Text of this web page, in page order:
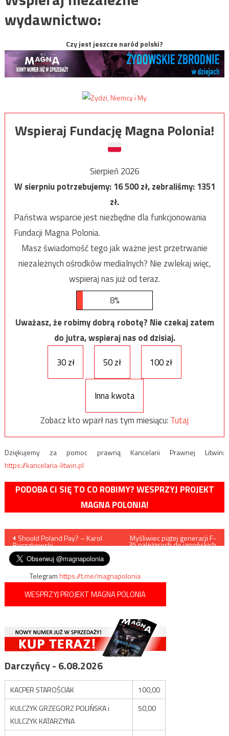
wydawnictwo:
Czy jest jeszcze naród polski?
Wspieraj Fundację Magna Polonia!
Sierpień 2026
W sierpniu potrzebujemy:16 500zł, zebraliśmy:1351
zł.
Państwa wsparcie jest niezbędne dla funkcjonowania
Fundacji Magna Polonia.
Masz świadomość tego jak ważne jest przetrwanie
niezależnych ośrodków medialnych? Nie zwlekaj więc,
wspieraj nas już od teraz.
8%
Uważasz, że robimy dobrą robotę? Nie czekaj zatem
do jutra, wspieraj nas od dzisiaj.
30 zł
50 zł 100 zł
Inna kwota
Zobacz kto wparł nas tym miesiącu: Tutaj
Dziękujemy za pomoc prawną Kancelarii Prawnej Litwin:
https://kancelaria-litwin.pl
PODOBA CI SIĘ TO CO ROBIMY? WESPRZYJ PROJEKT
MAGNA POLONIA!
Nawigacja
wpisu
Should Poland Pay? – Karol
Buczakowski
Myśliwiec piątej generacji F-
35 należących do japońskich
Telegramhttps://t.me/magnapolonia
WESPRZYJ PROJEKT MAGNA POLONIA
Darczyńcy - 6.08.2026
KACPER STAROŚCIAK
100,00
KULCZYK GRZEGORZ POLIŃSKA i
KULCZYK KATARZYNA
50,00